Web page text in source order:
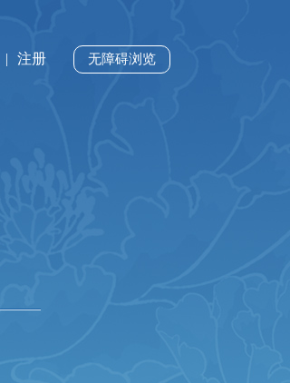
无障碍浏览
| 注册